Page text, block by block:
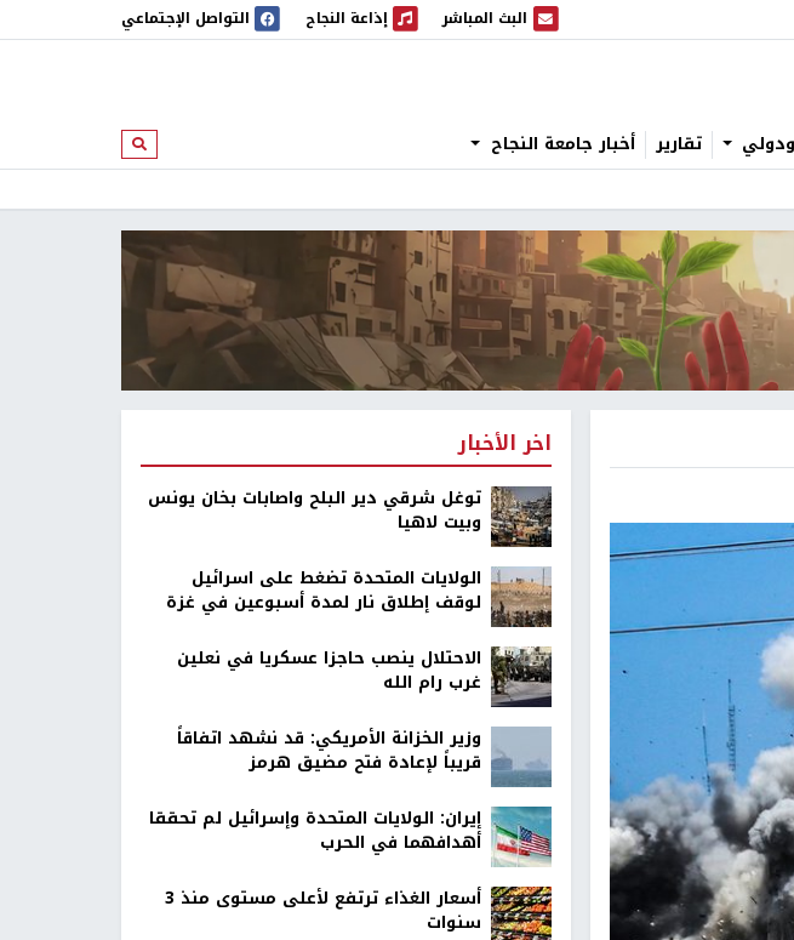
البث المباشر
البث المباشر إذاعة النجاح
إذاعة النجاح التواصل الإجتماعي
تقارير أخبار جامعة النجاح ابحث
اخر الأخبار
توغل شرقي دير البلح واصابات بخان يونس
وبيت لاهيا
الولايات المتحدة تضغط على اسرائيل
لوقف إطلاق نار لمدة أسبوعين في غزة
الاحتلال ينصب حاجزا عسكريا في نعلين
غرب رام الله
وزير الخزانة الأمريكي: قد نشهد اتفاقاً
قريباً لإعادة فتح مضيق هرمز
إيران: الولايات المتحدة وإسرائيل لم تحققا
أهدافهما في الحرب
أسعار الغذاء ترتفع لأعلى مستوى منذ 3
سنوات